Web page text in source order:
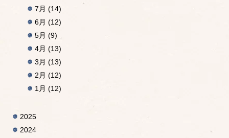
7月 (14)
6月 (12)
5月 (9)
4月 (13)
3月 (13)
2月 (12)
1月 (12)
2025
2024